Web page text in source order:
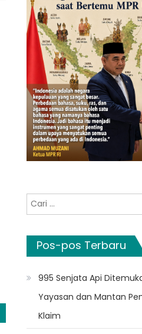
Cari
untuk:
Pos-pos Terbaru
995 Senjata Api
Yayasan dan Mantan
Klaim